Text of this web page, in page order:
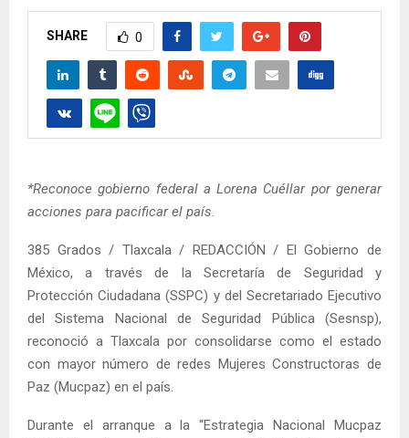
SHARE 0
*Reconoce gobierno federal a Lorena Cuéllar por generar
acciones para pacificar el país.
385 Grados / Tlaxcala / REDACCIÓN / El Gobierno de
México, a través de la Secretaría de Seguridad y
Protección Ciudadana (SSPC) y del Secretariado Ejecutivo
del Sistema Nacional de Seguridad Pública (Sesnsp),
reconoció a Tlaxcala por consolidarse como el estado
con mayor número de redes Mujeres Constructoras de
Paz (Mucpaz) en el país.
Durante el arranque a la “Estrategia Nacional Mucpaz